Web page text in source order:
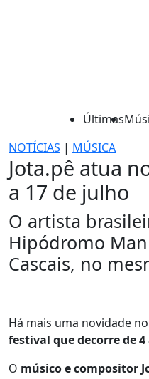
Últimas
NOTÍCIAS | MÚSICA
Jota.pê atua
a 17 de julho
O artista
Hipódromo
Cascais, no
Há mais uma novidade no
festival que decorre de
O músico e compositor